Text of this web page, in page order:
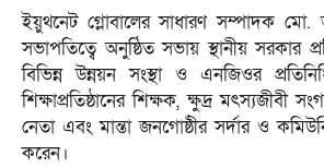
ইয়ুথনেট গ্লোবালের সাধারণ সম্পাদক
সভাপতিত্বে অনুষ্ঠিত সভায় স্থানীয় সরকার
বিভিন্ন উন্নয়ন সংস্থা ও এনজিওর
শিক্ষাপ্রতিষ্ঠানের শিক্ষক, ক্ষুদ্র মৎস্যজীবী
নেতা এবং মান্তা জনগোষ্ঠীর সর্দার ও
করেন।